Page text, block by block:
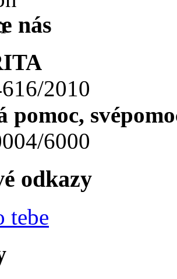
nás
2010
pomoc,
6000
odkazy
tebe